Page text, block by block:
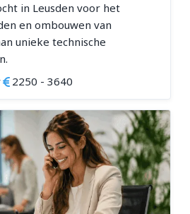
in Leusden voor het
en ombouwen van
unieke technische
2250 - 3640